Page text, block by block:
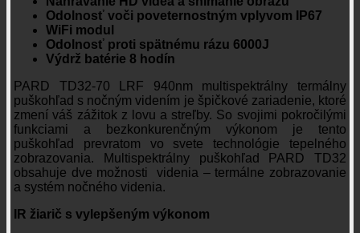
Odolnosť voči poveternostným vplyvom IP67
WiFi modul
Odolnosť proti spätnému rázu 6000J
Výdrž batérie 8 hodín
PARD TD32-70 LRF 940nm multispektrálny termálny
puškohľad s nočným videním je špičkové zariadenie, ktoré
zmení váš zážitok z lovu a streľby. So svojimi pokročilými
funkciami a bezkonkurenčným výkonom je tento
puškohľad prevratom vo svete technológie tepelného
zobrazovania. Multispektrálny puškohľad PARD TD32
obsahuje dve možnosti videnia – termálne zobrazovanie
a systém nočného videnia.
IR žiarič s vylepšeným výkonom